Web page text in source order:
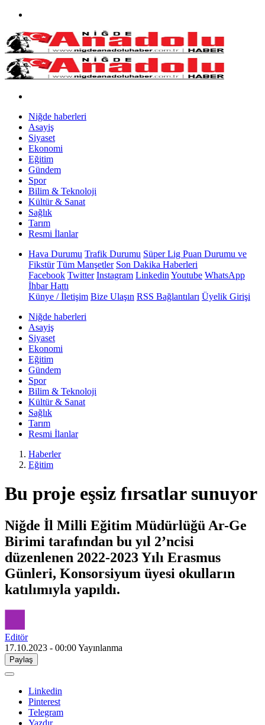
Niğde haberleri
Asayiş
Siyaset
Ekonomi
Eğitim
Gündem
Spor
Bilim & Teknoloji
Kültür & Sanat
Sağlık
Tarım
Resmi İlanlar
Hava Durumu Trafik Durumu Süper Lig Puan Durumu ve
Fikstür Tüm Manşetler Son Dakika Haberleri
Facebook Twitter Instagram Linkedin Youtube WhatsApp
İhbar Hattı
Künye / İletişim Bize Ulaşın RSS Bağlantıları Üyelik Girişi
Niğde haberleri
Asayiş
Siyaset
Ekonomi
Eğitim
Gündem
Spor
Bilim & Teknoloji
Kültür & Sanat
Sağlık
Tarım
Resmi İlanlar
Haberler
Eğitim
Bu proje eşsiz fırsatlar sunuyor
Niğde İl Milli Eğitim Müdürlüğü Ar-Ge
Birimi tarafından bu yıl 2’ncisi
düzenlenen 2022-2023 Yılı Erasmus
Günleri, Konsorsiyum üyesi okulların
katılımıyla yapıldı.
Editör
17.10.2023 - 00:00Yayınlanma
Paylaş
Linkedin
Pinterest
Telegram
Yazdır